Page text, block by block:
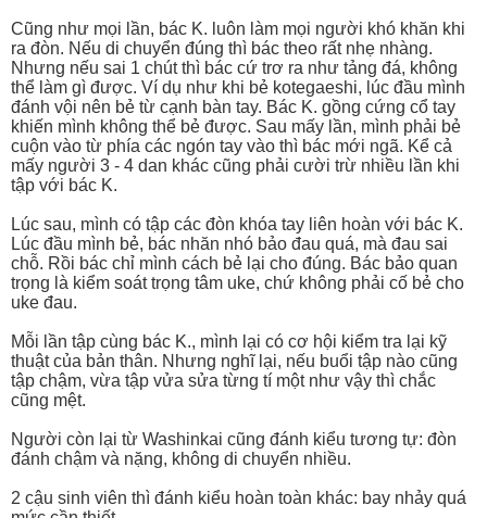
Cũng như mọi lần, bác K. luôn làm mọi người khó khăn khi
ra đòn. Nếu di chuyển đúng thì bác theo rất nhẹ nhàng.
Nhưng nếu sai 1 chút thì bác cứ trơ ra như tảng đá, không
thể làm gì được. Ví dụ như khi bẻ kotegaeshi, lúc đầu mình
đánh vội nên bẻ từ cạnh bàn tay. Bác K. gồng cứng cổ tay
khiến mình không thể bẻ được. Sau mấy lần, mình phải bẻ
cuộn vào từ phía các ngón tay vào thì bác mới ngã. Kể cả
mấy người 3 - 4 dan khác cũng phải cười trừ nhiều lần khi
tập với bác K.
Lúc sau, mình có tập các đòn khóa tay liên hoàn với bác K.
Lúc đầu mình bẻ, bác nhăn nhó bảo đau quá, mà đau sai
chỗ. Rồi bác chỉ mình cách bẻ lại cho đúng. Bác bảo quan
trọng là kiểm soát trọng tâm uke, chứ không phải cố bẻ cho
uke đau.
Mỗi lần tập cùng bác K., mình lại có cơ hội kiểm tra lại kỹ
thuật của bản thân. Nhưng nghĩ lại, nếu buổi tập nào cũng
tập chậm, vừa tập vửa sửa từng tí một như vậy thì chắc
cũng mệt.
Người còn lại từ Washinkai cũng đánh kiểu tương tự: đòn
đánh chậm và nặng, không di chuyển nhiều.
2 cậu sinh viên thì đánh kiểu hoàn toàn khác: bay nhảy quá